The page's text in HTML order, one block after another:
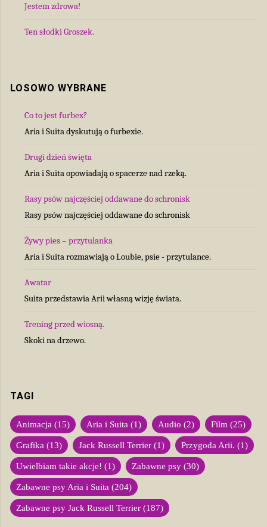
Jestem zdrowa!
Ten słodki Groszek.
LOSOWO WYBRANE
Co to jest furbex?
Aria i Suita dyskutują o furbexie.
Drugi dzień święta
Aria i Suita opowiadają o spacerze nad rzeką.
Rasy psów najczęściej oddawane do schronisk
Rasy psów najczęściej oddawane do schronisk
Żywy pies – przytulanka
Aria i Suita rozmawiają o Loubie, psie - przytulance.
Awatar
Suita przedstawia Arii własną wizję świata.
Trening przed wiosną.
Skoki na drzewo.
TAGI
Animacja (15) Aria i Suita (1) Audio (2) Film (25)
Grafika (13) Jack Russell Terrier (1) Przygoda Arii. (1)
Uwielbiam takie akcje! (1) Zabawne psy (30)
Zabawne psy Aria i Suita (204)
Zabawne psy Jack Russell Terrier (187)